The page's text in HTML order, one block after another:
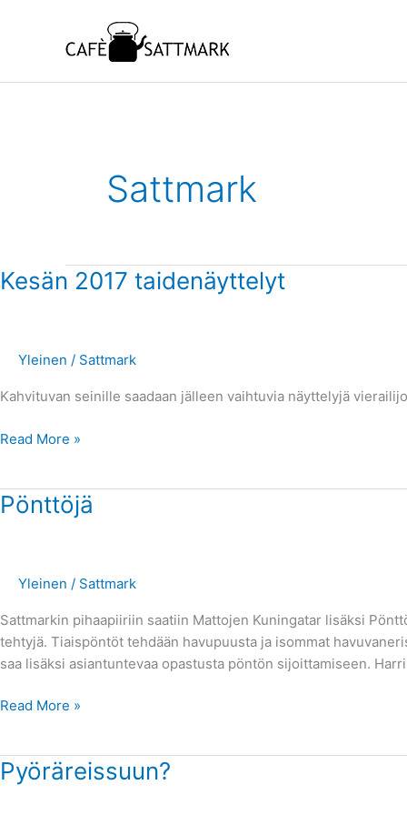
Sattmark
Kesän 2017 taidenäyttelyt
Yleinen / Sattmark
Kahvituvan seinille saadaan jälleen vaihtuvia näyttelyjä
Kesän
Read More »
Pönttöjä
Yleinen / Sattmark
Sattmarkin pihaapiiriin saatiin Mattojen Kuningatar lisäksi
tehtyjä. Tiaispöntöt tehdään havupuusta ja isommat
saa lisäksi asiantuntevaa opastusta pöntön sijoittamiseen.
Pönttöjä
Read More »
Pyöräreissuun?
Pyöräreissuun?